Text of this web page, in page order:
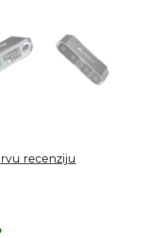
recenziju